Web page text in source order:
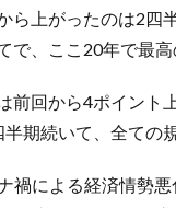
ら上がったのは2四
で、ここ20年で最高
前回から4ポイント
期続いて、全ての
禍による経済情勢